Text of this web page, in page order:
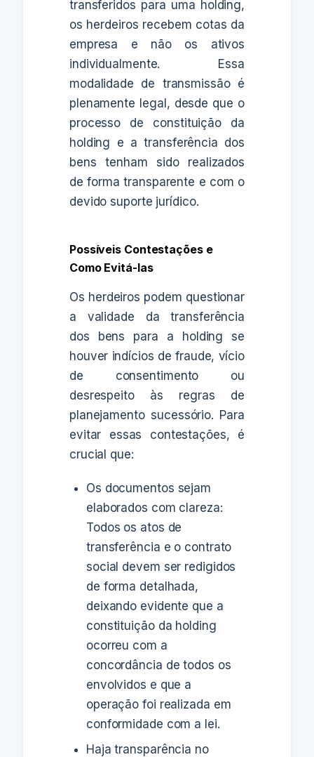
transferidos para uma holding,
os herdeiros recebem cotas da
empresa e não os ativos
individualmente. Essa
modalidade de transmissão é
plenamente legal, desde que o
processo de constituição da
holding e a transferência dos
bens tenham sido realizados
de forma transparente e com o
devido suporte jurídico.
Possíveis Contestações e
Como Evitá-las
Os herdeiros podem questionar
a validade da transferência
dos bens para a holding se
houver indícios de fraude, vício
de consentimento ou
desrespeito às regras de
planejamento sucessório. Para
evitar essas contestações, é
crucial que:
Os documentos sejam
elaborados com clareza:
Todos os atos de
transferência e o contrato
social devem ser redigidos
de forma detalhada,
deixando evidente que a
constituição da holding
ocorreu com a
concordância de todos os
envolvidos e que a
operação foi realizada em
conformidade com a lei.
Haja transparência no